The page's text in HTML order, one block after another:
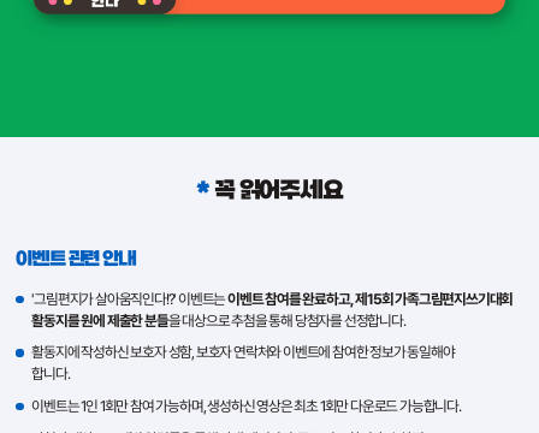
*꼭 읽어주세요
이벤트 관련 안내
'그림편지가 살아움직인다!?' 이벤트는이벤트 참여를 완료하고, 제15회 가족그림편지쓰기대회
활동지를 원에 제출한 분들을 대상으로 추첨을 통해 당첨자를 선정합니다.
활동지에 작성하신 보호자 성함, 보호자 연락처와 이벤트에 참여한 정보가 동일해야
합니다.
이벤트는 1인 1회만 참여 가능하며, 생성하신 영상은 최초 1회만 다운로드 가능합니다.